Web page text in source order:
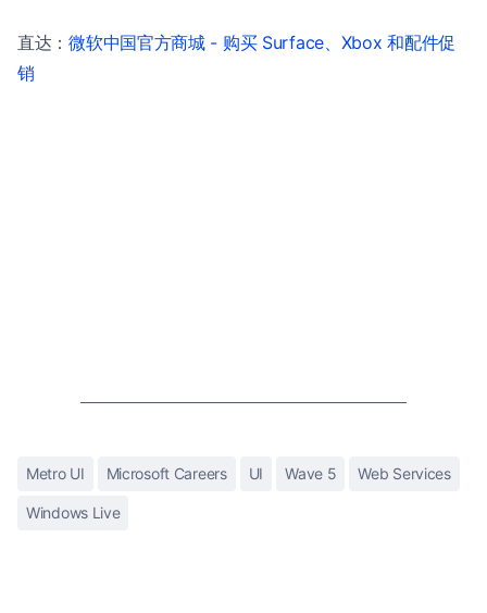
直达：微软中国官方商城 - 购买 Surface、Xbox 和配件促
销
Metro UI Microsoft Careers UI Wave 5 Web Services
Windows Live